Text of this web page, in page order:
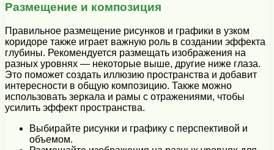
Размещение и композиция
Правильное размещение рисунков и графики в узком
коридоре также играет важную роль в создании эффекта
глубины. Рекомендуется размещать изображения на
разных уровнях — некоторые выше, другие ниже глаза.
Это поможет создать иллюзию пространства и добавит
интересности в общую композицию. Также можно
использовать зеркала и рамы с отражениями, чтобы
усилить эффект пространства.
Выбирайте рисунки и графику с перспективой и
объемом.